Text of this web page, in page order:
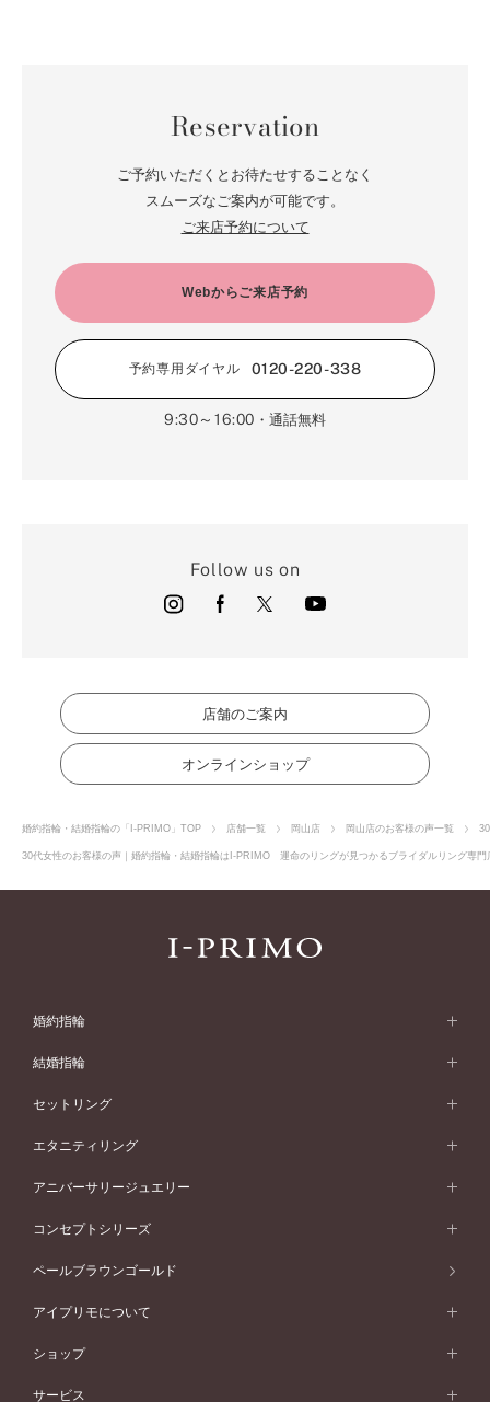
Reservation
ご予約いただくとお待たせすることなく
スムーズなご案内が可能です。
ご来店予約について
Webからご来店予約
予約専用ダイヤル 0120-220-338
9:30～16:00 ・通話無料
Follow us on
店舗のご案内
オンラインショップ
婚約指輪・結婚指輪の「I-PRIMO」TOP 店舗一覧 岡山店 岡山店のお客様の声一覧
30代女性のお客様の声｜婚約指輪・結婚指輪はI-PRIMO 運命のリングが見つかるブライダルリング専
婚約指輪
婚約指輪 (エンゲージリング)
婚約指輪一覧
ピンクゴールド
ペールブラウンゴールド
ウェーブライン
V字ライン
ワンサイドメレ
ダブルサイドメレ
シンプル
フェミニン
モード
50万円台～
40万円台～
30万円台～
婚約指輪 人気ランキング
結婚指輪
結婚指輪 (マリッジリング)
結婚指輪一覧
ピンクゴールド
ペールブラウンゴールド
ウェーブライン
V字ライン
ワンメレ
セベラルメレ
シンプル
フェミニン
モード
50万円～
40万円～50万円
セットリング
セットリング
セットリング一覧
ピンクゴールド
ペールブラウンゴールド
エタニティリング
エタニティリング
エタニティリング一覧
ピンクゴールド
ペールブラウンゴールド
アニバーサリージュエリー
アニバーサリージュエリー
アニバーサリージュエリー一覧
ファッションリング
ブレスレット
コンセプトシリーズ
コンセプトシリーズ
オリジンビリーフ
ペールブラウンゴールド
アイプリモについて
アイプリモについて
パーソナルハンド診断
ショップ
店舗一覧
サービス